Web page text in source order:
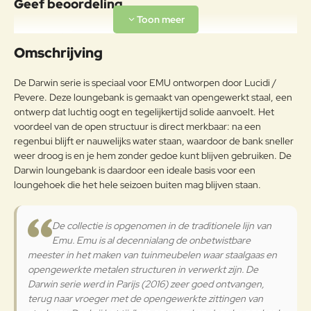
een koolstofpercentage kleiner
dan 2%, behandeld om met het
weerstaan.
Buitenkussen
Acryl: acryl verwijst naar een vezel
dat is gebaseerd op een
polymeeerketen die voor 85% uit
acrylnitril bestaat. De acrylvezel
combineert het aanzicht van een
weelderige stof en het gevoel die
met die van wol kunnen worden
tegen weersinvloeden: het is uv-
bestendig, vlekt niet en droogt
snel waardoor het niet gaat rotten
bij de aanraking met water.
Onderhoudsadvies
Geef beoordeling
Uw naam:
g:
Note:HTML-code wordt niet vertaald!
Waardering:
Waarderin
g:
Slecht Goed
Verder
Omschrijving
De Darwin serie is speciaal voor EMU ontworpen door Lucidi /
Pevere. Deze loungebank is gemaakt van opengewerkt staal, een
ontwerp dat luchtig oogt en tegelijkertijd solide aanvoelt. Het
voordeel van de open structuur is direct merkbaar: na een
regenbui blijft er nauwelijks water staan, waardoor de bank sneller
weer droog is en je hem zonder gedoe kunt blijven gebruiken. De
Darwin loungebank is daardoor een ideale basis voor een
loungehoek die het hele seizoen buiten mag blijven staan.
De collectie is opgenomen in de traditionele lijn van
Emu. Emu is al decennialang de onbetwistbare
meester in het maken van tuinmeubelen waar staalgaas en
opengewerkte metalen structuren in verwerkt zijn. De
Darwin serie werd in Parijs (2016) zeer goed ontvangen,
terug naar vroeger met de opengewerkte zittingen van